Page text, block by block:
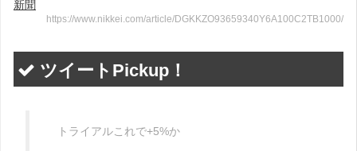
新聞
https://www.nikkei.com/article/DGKKZO93659340Y6A100C2TB1000/
ツイートPickup！
トライアルこれで+5%か